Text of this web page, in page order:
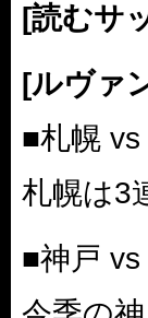
[読むサ
[ルヴァ
■札幌 vs
札幌は3
■神戸 vs